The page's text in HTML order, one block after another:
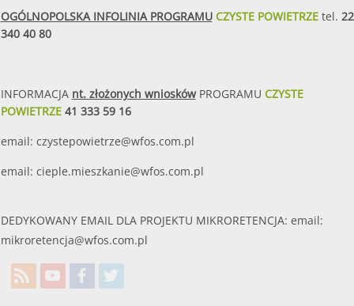
OGÓLNOPOLSKA INFOLINIA PROGRAMUCZYSTE POWIETRZEtel. 22
340 40 80
INFORMACJA nt. złożonych wnioskówPROGRAMU CZYSTE
POWIETRZE41 333 59 16
email: czystepowietrze@wfos.com.pl
email: cieple.mieszkanie@wfos.com.pl
DEDYKOWANY EMAIL DLA PROJEKTU MIKRORETENCJA: email:
mikroretencja@wfos.com.pl